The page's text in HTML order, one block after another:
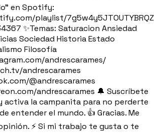
en Spotify:
playlist/
✨Temas: Saturacion Ansiedad
Sociedad Historia Estado
Filosofía
andrescarames/
andrescarames
@andrescarames
andrescarames 🔔 Suscríbete
activa la campanita para no perderte
entender el mundo. 👍 Gracias. Me
⚡️ Si mi trabajo te gusta o te